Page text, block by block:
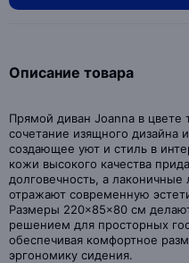
Описание товара
Прямой диван Joanna в
сочетание изящного дизайна
создающее уют и стиль в
кожи высокого качества
долговечность, а
отражают современную
Размеры 220×85×80 см
решением для просторных
обеспечивая комфортное
эргономику сидения.